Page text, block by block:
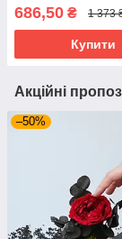
686,50 ₴ 1 373
Купити
Акційні
–50%